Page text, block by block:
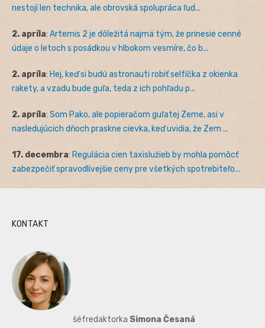
nestojí len technika, ale obrovská spolupráca ľud...
2. apríla: Artemis 2 je dôležitá najmä tým, že prinesie cenné
údaje o letoch s posádkou v hlbokom vesmíre, čo b...
2. apríla: Hej, keď si budú astronauti robiť selfíčka z okienka
rakety, a vzadu bude guľa, teda z ich pohľadu p...
2. apríla: Som Pako, ale popieračom guľatej Zeme, asi v
nasledujúcich dňoch praskne cievka, keď uvidia, že Zem ...
17. decembra: Regulácia cien taxislužieb by mohla pomôcť
zabezpečiť spravodlivejšie ceny pre všetkých spotrebiteľo...
KONTAKT
šéfredaktorka Simona Česaná